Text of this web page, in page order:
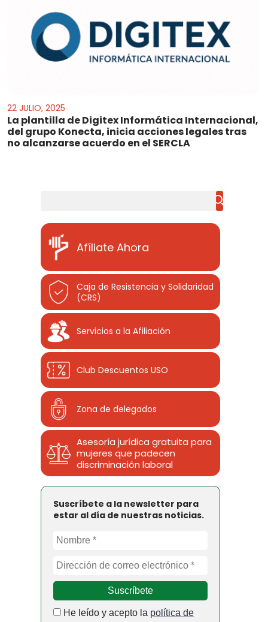
22 JULIO, 2025
La plantilla de Digitex Informática Internacional,
del grupo Konecta, inicia acciones legales tras
no alcanzarse acuerdo en el SERCLA
Afíliate Ahora
Caja de Resistencia y Solidaridad
(CRS)
Servicios a la Afiliación
Club Descuentos USO
Zona de delegados
Asesoría jurídica gratuita para
mujeres que padecen
discriminación laboral
Suscríbete a la newsletter para
estar al día de nuestras noticias.
He leído y acepto la política de